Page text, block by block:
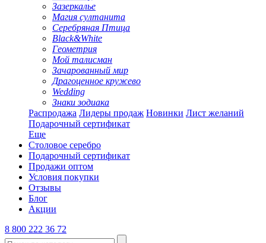
Зазеркалье
Магия султанита
Серебряная Птица
Black&White
Геометрия
Мой талисман
Зачарованный мир
Драгоценное кружево
Wedding
Знаки зодиака
Распродажа Лидеры продаж Новинки Лист желаний
Подарочный сертификат
Еще
Столовое серебро
Подарочный сертификат
Продажи оптом
Условия покупки
Отзывы
Блог
Акции
8 800 222 36 72